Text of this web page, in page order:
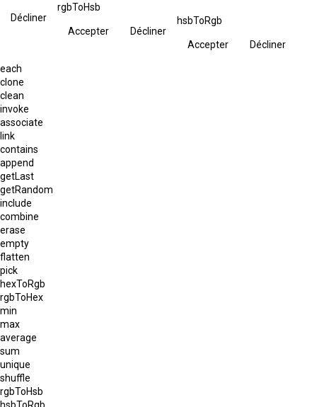
Décliner
rgbToHsb
Accepter Décliner
hsbToRgb
Accepter Décliner
each
clone
clean
invoke
associate
link
contains
append
getLast
getRandom
include
combine
erase
empty
flatten
pick
hexToRgb
rgbToHex
min
max
average
sum
unique
shuffle
rgbToHsb
hsbToRgb